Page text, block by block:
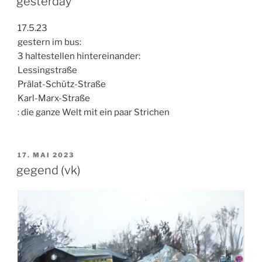
17.5.23
gestern im bus:
3 haltestellen hintereinander:
Lessingstraße
Prälat-Schütz-Straße
Karl-Marx-Straße
: die ganze Welt mit ein paar Strichen
VERÖFFENTLICHT
17. MAI 2023
gegend (vk)